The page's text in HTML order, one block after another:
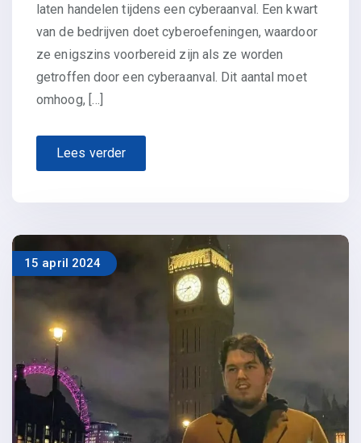
laten handelen tijdens een cyberaanval. Een kwart
van de bedrijven doet cyberoefeningen, waardoor
ze enigszins voorbereid zijn als ze worden
getroffen door een cyberaanval. Dit aantal moet
omhoog, […]
Lees verder
15 april 2024